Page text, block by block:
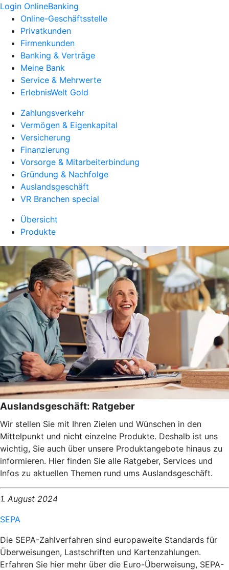
Login OnlineBanking
Online-Geschäftsstelle
Privatkunden
Firmenkunden
Banking & Verträge
Meine Bank
Service & Mehrwerte
ErlebnisWelt Gold
Zahlungsverkehr
Vermögen & Eigenkapital
Versicherung
Finanzierung
Vorsorge & Mitarbeiterbindung
Gründung & Nachfolge
Auslandsgeschäft
VR Branchen special
Übersicht
Produkte
Auslandsgeschäft: Ratgeber
Wir stellen Sie mit Ihren Zielen und Wünschen in den
Mittelpunkt und nicht einzelne Produkte. Deshalb ist uns
wichtig, Sie auch über unsere Produktangebote hinaus zu
informieren. Hier finden Sie alle Ratgeber, Services und
Infos zu aktuellen Themen rund ums Auslandsgeschäft.
1. August 2024
SEPA
Die SEPA-Zahlverfahren sind europaweite Standards für
Überweisungen, Lastschriften und Kartenzahlungen.
Erfahren Sie hier mehr über die Euro-Überweisung, SEPA-